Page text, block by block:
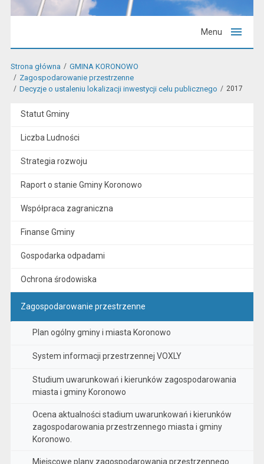
Menu
Strona główna
GMINA KORONOWO
Zagospodarowanie przestrzenne
Decyzje o ustaleniu lokalizacji inwestycji celu publicznego
2017
Statut Gminy
Liczba Ludności
Strategia rozwoju
Raport o stanie Gminy Koronowo
Współpraca zagraniczna
Finanse Gminy
Gospodarka odpadami
Ochrona środowiska
Zagospodarowanie przestrzenne
Plan ogólny gminy i miasta Koronowo
System informacji przestrzennej VOXLY
Studium uwarunkowań i kierunków zagospodarowania
miasta i gminy Koronowo
Ocena aktualności stadium uwarunkowań i kierunków
zagospodarowania przestrzennego miasta i gminy
Koronowo.
Miejscowe plany zagospodarowania przestrzennego